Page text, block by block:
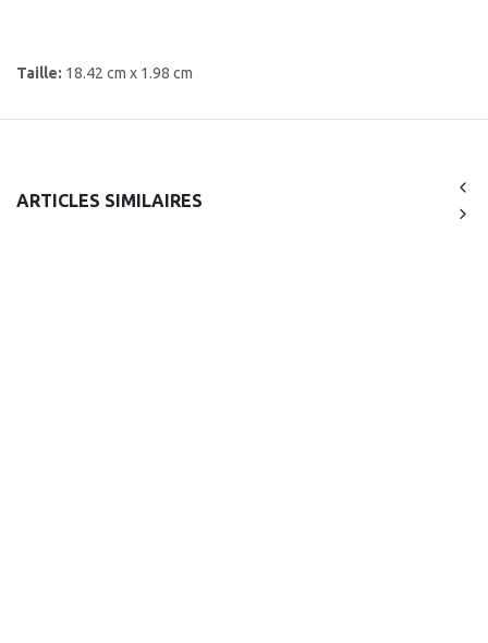
Taille: 18.42 cm x 1.98 cm
ARTICLES SIMILAIRES